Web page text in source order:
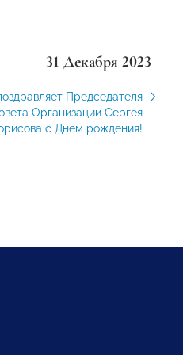
31 Декабря 2023
Председателя
Организации Сергея
с Днем рождения!